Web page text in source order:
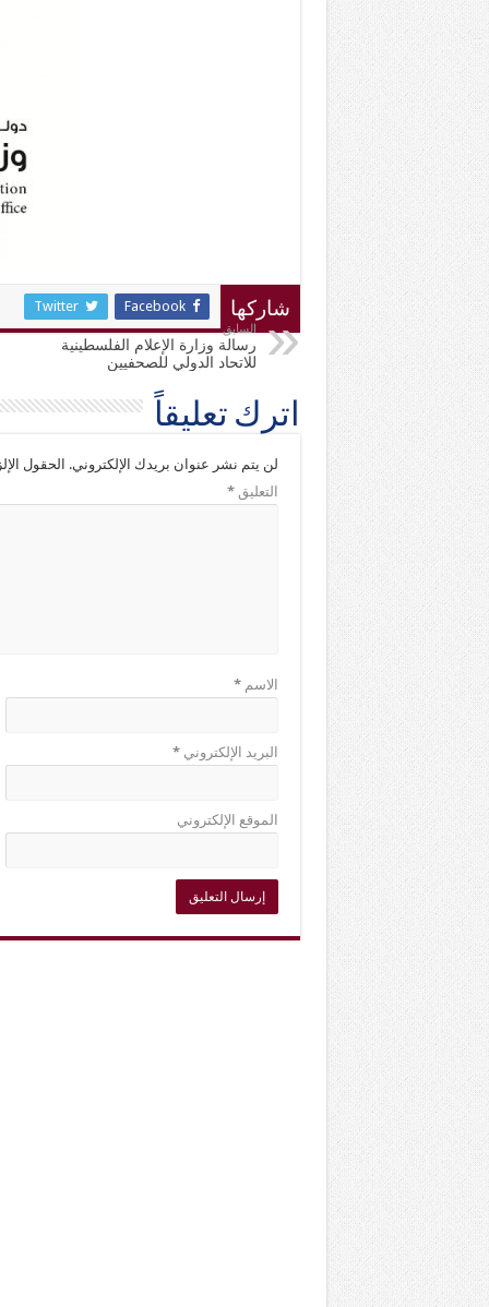
شاركها Facebook
Twitter
السابق
رسالة وزارة الإعلام الفلسطينية
للاتحاد الدولي للصحفيين
اترك تعليقاً
لن يتم نشر عنوان بريدك الإلكتروني. الحقول
التعليق*
الاسم*
البريد الإلكتروني*
الموقع الإلكتروني